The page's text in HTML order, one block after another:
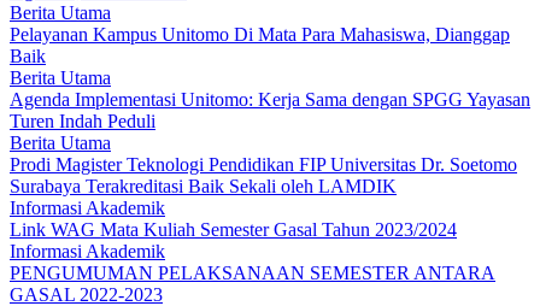
Berita Utama
Pelayanan Kampus Unitomo Di Mata Para Mahasiswa, Dianggap
Baik
Berita Utama
Agenda Implementasi Unitomo: Kerja Sama dengan SPGG Yayasan
Turen Indah Peduli
Berita Utama
Prodi Magister Teknologi Pendidikan FIP Universitas Dr. Soetomo
Surabaya Terakreditasi Baik Sekali oleh LAMDIK
Informasi Akademik
Link WAG Mata Kuliah Semester Gasal Tahun 2023/2024
Informasi Akademik
PENGUMUMAN PELAKSANAAN SEMESTER ANTARA
GASAL 2022-2023